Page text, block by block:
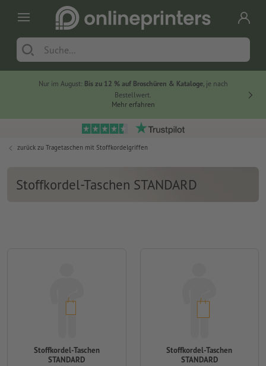
Nur im August: Bis zu 12 % auf Broschüren & Kataloge, je nach
Bestellwert.
Mehr erfahren
zurück zu Tragetaschen mit Stoffkordelgriffen
Stoffkordel-Taschen STANDARD
Stoffkordel-Taschen
STANDARD
Stoffkordel-Taschen
STANDARD